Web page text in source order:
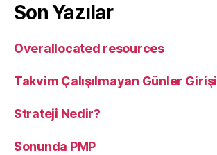
Son Yazılar
Overallocated resources
Takvim Çalışılmayan Günler Girişi
Strateji Nedir?
Sonunda PMP